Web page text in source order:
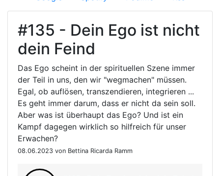
#135 - Dein Ego ist nicht
dein Feind
Das Ego scheint in der spirituellen Szene immer
der Teil in uns, den wir "wegmachen" müssen.
Egal, ob auflösen, transzendieren, integrieren ...
Es geht immer darum, dass er nicht da sein soll.
Aber was ist überhaupt das Ego? Und ist ein
Kampf dagegen wirklich so hilfreich für unser
Erwachen?
08.06.2023 von Bettina Ricarda Ramm